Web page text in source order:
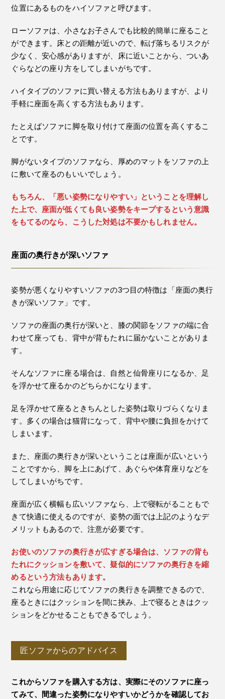
位置にあるものをハイソファと呼びます。
ローソファは、小さなお子さんでも比較的簡単に座ること
ができます。床との距離が近いので、転げ落ちるリスクが
少なく、安心感がありますが、床に近いことから、ついあ
ぐらなどの座り方をしてしまいがちです。
ハイタイプのソファに買い替える方法もありますが、より
手軽に座面を高くする方法もあります。
たとえばソファに脚を取り付けて座面の位置を高くするこ
とです。
脚がないタイプのソファなら、厚めのマットをソファの上
に敷いて座るのもいいでしょう。
もちろん、「悪い姿勢になりやすい」ということを理解し
た上で、座面が低くても良い姿勢をキープするという意識
をもてるのなら、こうした対処は不要かもしれません。
座面の奥行きが深いソファ
姿勢が悪くなりやすいソファの3つ目の特徴は「座面の奥行
きが深いソファ」です。
ソファの座面の奥行が深いと、膝の関節をソファの端に合
わせて座っても、背中が背もたれに届かないことがありま
す。
そんなソファに座る場合は、自然と仙骨座りになるか、足
を浮かせて座るかのどちらかになります。
足を浮かせて座るときちんとした姿勢は取りづらくなりま
す。多くの場合は猫背になって、背中や腰に負担をかけて
しまいます。
また、座面の奥行きが深いということは座面が広いという
ことですから、脚を上にあげて、あぐらや体育座りなどを
してしまいがちです。
座面が広く横幅も広いソファなら、上で寝転がることもで
きて快適に使えるのですが、姿勢の面では上記のようなデ
メリットもあるので、注意が必要です。
お使いのソファの奥行きが広すぎる場合は、ソファの背も
たれにクッションを敷いて、疑似的にソファの奥行きを縮
めるという方法もあります。
これなら用途に応じてソファの奥行きを調整できるので、
座るときにはクッションを間に挟み、上で寝るときはクッ
ションをどかせることもできるでしょう。
匠ソファからのアドバイス
これからソファを購入する方は、実際にそのソファに座っ
てみて、間違った姿勢になりやすいかどうかを確認してお